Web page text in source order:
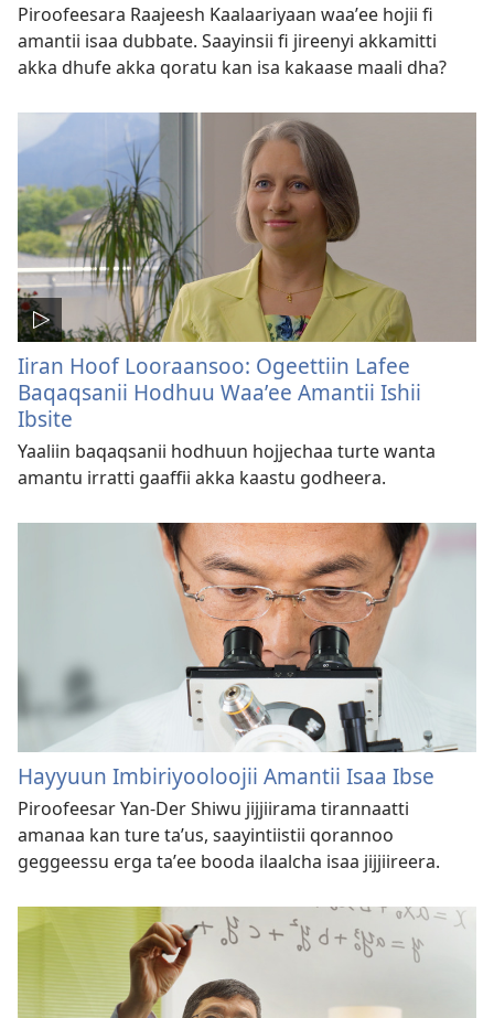
Piroofeesara Raajeesh Kaalaariyaan waaʼee hojii fi
amantii isaa dubbate. Saayinsii fi jireenyi akkamitti
akka dhufe akka qoratu kan isa kakaase maali dha?
Iiran Hoof Looraansoo: Ogeettiin Lafee
Baqaqsanii Hodhuu Waaʼee Amantii Ishii
Ibsite
Yaaliin baqaqsanii hodhuun hojjechaa turte wanta
amantu irratti gaaffii akka kaastu godheera.
Hayyuun Imbiriyooloojii Amantii Isaa Ibse
Piroofeesar Yan-Der Shiwu jijjiirama tirannaatti
amanaa kan ture taʼus, saayintiistii qorannoo
geggeessu erga taʼee booda ilaalcha isaa jijjiireera.